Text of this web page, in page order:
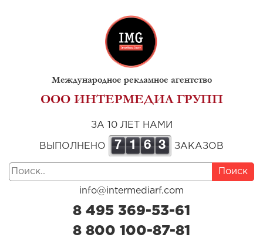
Международное рекламное агентство
ООО ИНТЕРМЕДИА ГРУПП
ЗА 10 ЛЕТ НАМИ
ВЫПОЛНЕНО 7 1 6 3 ЗАКАЗОВ
Поиск
info@intermediarf.com
8 495 369-53-61
8 800 100-87-81